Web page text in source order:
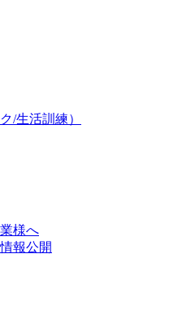
/生活訓練）
様へ
報公開